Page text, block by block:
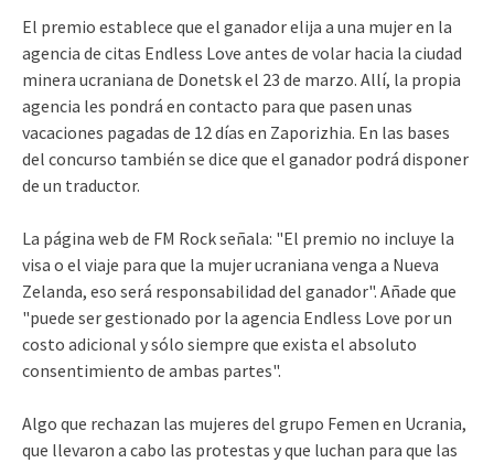
El premio establece que el ganador elija a una mujer en la
agencia de citas Endless Love antes de volar hacia la ciudad
minera ucraniana de Donetsk el 23 de marzo. Allí, la propia
agencia les pondrá en contacto para que pasen unas
vacaciones pagadas de 12 días en Zaporizhia. En las bases
del concurso también se dice que el ganador podrá disponer
de un traductor.
La página web de FM Rock señala: "El premio no incluye la
visa o el viaje para que la mujer ucraniana venga a Nueva
Zelanda, eso será responsabilidad del ganador". Añade que
"puede ser gestionado por la agencia Endless Love por un
costo adicional y sólo siempre que exista el absoluto
consentimiento de ambas partes".
Algo que rechazan las mujeres del grupo Femen en Ucrania,
que llevaron a cabo las protestas y que luchan para que las